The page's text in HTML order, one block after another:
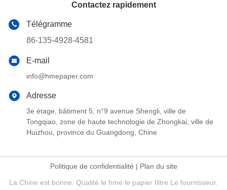
Contactez rapidement
Télégramme
86-135-4928-4581
E-mail
info@hmepaper.com
Adresse
3e étage, bâtiment 5, n°9 avenue Shengli, ville de
Tongqiao, zone de haute technologie de Zhongkai, ville de
Huizhou, province du Guangdong, Chine
Politique de confidentialité | Plan du site
La Chine est bonne. Qualité le hme le papier filtre Le fournisseur.